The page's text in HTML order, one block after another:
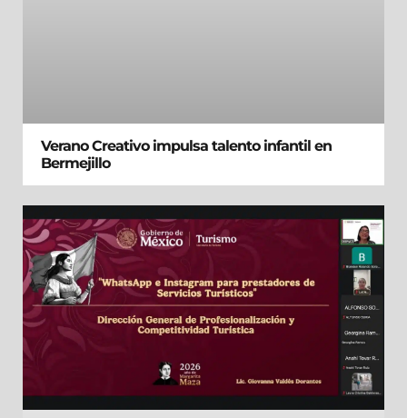
Verano Creativo impulsa talento infantil en
Bermejillo